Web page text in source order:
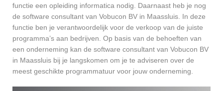
functie een opleiding informatica nodig. Daarnaast heb je nog
de software consultant van Vobucon BV in Maassluis. In deze
functie ben je verantwoordelijk voor de verkoop van de juiste
programma’s aan bedrijven. Op basis van de behoeften van
een onderneming kan de software consultant van Vobucon BV
in Maassluis bij je langskomen om je te adviseren over de
meest geschikte programmatuur voor jouw onderneming.